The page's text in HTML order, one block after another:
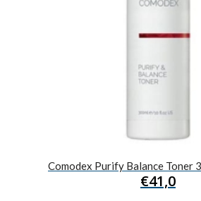
Comodex Purify Balance Toner
€41,0